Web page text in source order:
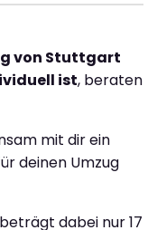
von Stuttgart
ist, beraten
mit dir ein
deinen Umzug
beträgt dabei nur 17